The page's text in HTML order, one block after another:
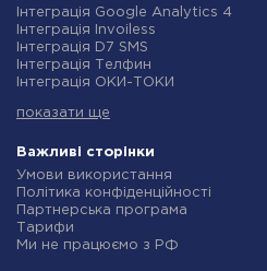
Інтеграція OpenAI (ChatGPT)
Інтеграція Binotel
Інтеграція Prom
Інтеграція Приват24
Інтеграція OLX
Інтеграція SendPulse
Інтеграція Stream Telecom
Інтеграція Google Analytics
Інтеграція Creatio
Інтеграція Ringostat
Інтеграція Google Calendar
Інтеграція Airtable
Інтеграція Google Analytics 4
Інтеграція Invoiless
Інтеграція D7 SMS
Інтеграція Телфин
Інтеграція ОКИ-ТОКИ
Інтеграція Microsoft Dynamics 365
Інтеграція TxtSync
Інтеграція Wire2Air
Інтеграція Corezoid
Інтеграція Infobip
Інтеграція Instasent
Інтеграція AtomPark
показати ще
Важливі сторінки
Умови використання
Політика конфіденційності
Партнерська програма
Тарифи
Ми не працюємо з РФ